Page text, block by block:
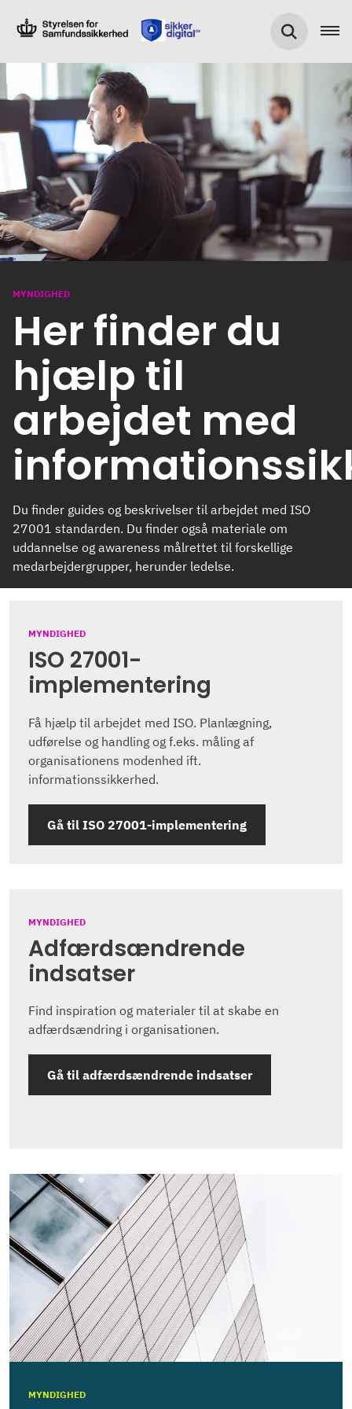
MYNDIGHED
Her finder du
hjælp til
arbejdet med
Du finder guides og beskrivelser til arbejdet med ISO
27001 standarden. Du finder også materiale om
uddannelse og awareness målrettet til forskellige
medarbejdergrupper, herunder ledelse.
MYNDIGHED
ISO 27001-
implementering
Få hjælp til arbejdet med ISO. Planlægning,
udførelse og handling og f.eks. måling af
organisationens modenhed ift.
informationssikkerhed.
Gå til ISO 27001-implementering
MYNDIGHED
Adfærdsændrende
indsatser
Find inspiration og materialer til at skabe en
adfærdsændring i organisationen.
Gå til adfærdsændrende indsatser
MYNDIGHED